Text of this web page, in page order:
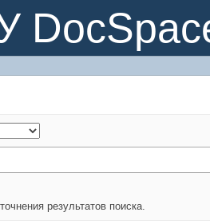
результатов поиска.